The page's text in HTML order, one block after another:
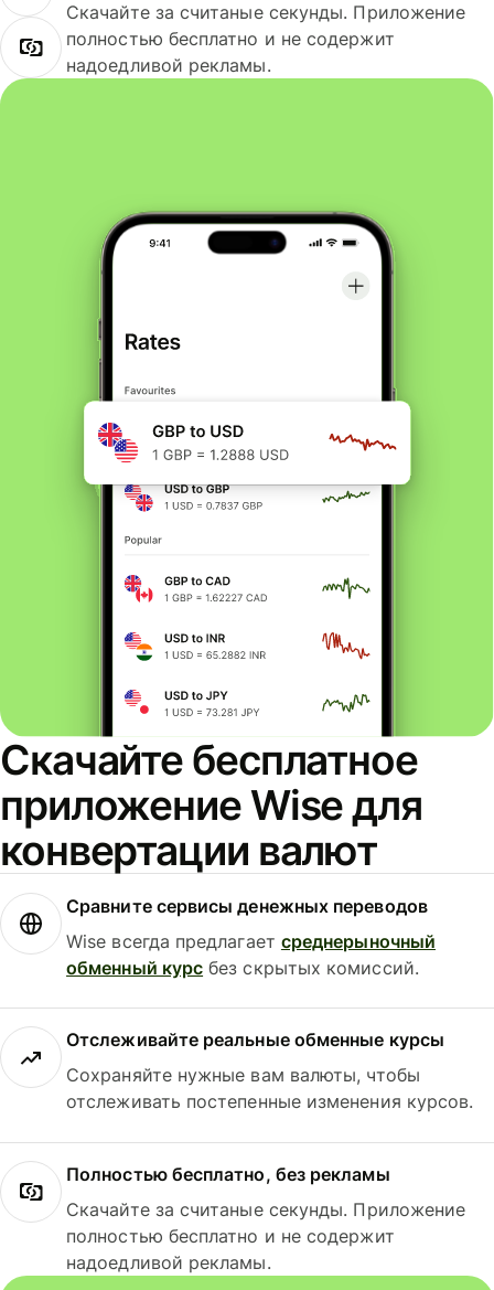
Скачайте за считаные секунды. Приложение
полностью бесплатно и не содержит
надоедливой рекламы.
Скачайте бесплатное
приложение Wise для
конвертации валют
Сравните сервисы денежных переводов
Wise всегда предлагает среднерыночный
обменный курс без скрытых комиссий.
Отслеживайте реальные обменные курсы
Сохраняйте нужные вам валюты, чтобы
отслеживать постепенные изменения курсов.
Полностью бесплатно, без рекламы
Скачайте за считаные секунды. Приложение
полностью бесплатно и не содержит
надоедливой рекламы.